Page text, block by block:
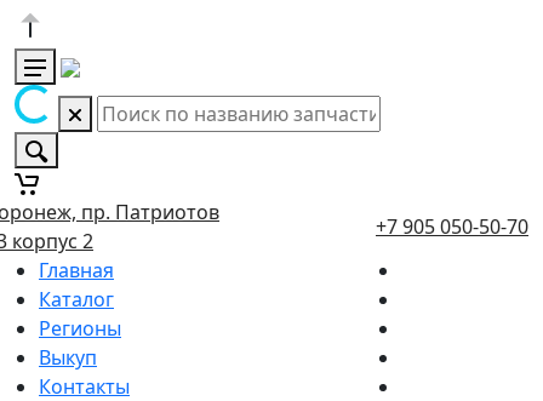
пр. Патриотов
корпус 2
+7 905 050-50-70
Главная
Каталог
Регионы
Выкуп
Контакты